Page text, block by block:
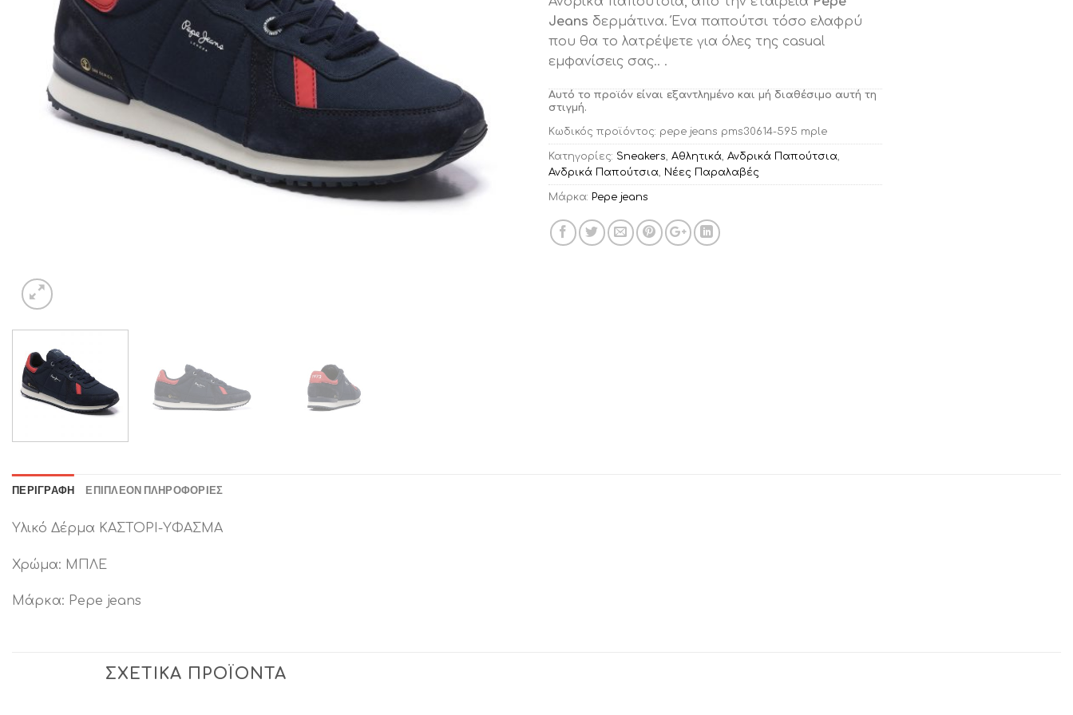
Jeans δερμάτινα. Ένα παπούτσι τόσο ελαφρύ
που θα το λατρέψετε για όλες της casual
εμφανίσεις σας.. .
Αυτό το προϊόν είναι εξαντλημένο και μή διαθέσιμο αυτή τη
στιγμή.
Κωδικός προϊόντος: pepe jeans pms30614-595 mple
Κατηγορίες: Sneakers, Αθλητικά, Ανδρικά Παπούτσια,
Ανδρικά Παπούτσια, Νέες Παραλαβές
Μάρκα: Pepe jeans
ΠΕΡΙΓΡΑΦΉ ΕΠΙΠΛΈΟΝ ΠΛΗΡΟΦΟΡΊΕΣ
Υλικό Δέρμα ΚΑΣΤΟΡΙ-ΥΦΑΣΜΑ
Χρώμα: ΜΠΛΕ
Μάρκα: Pepe jeans
ΣΧΕΤΙΚΆ ΠΡΟΪΌΝΤΑ